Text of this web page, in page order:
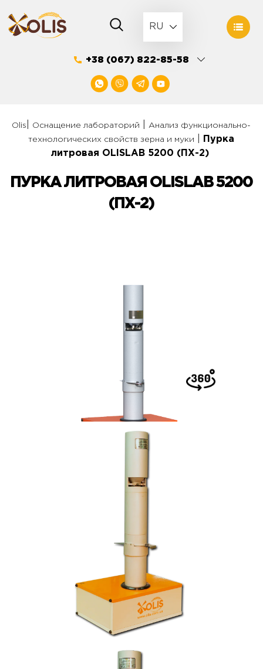
to
content
RU
+38 (067) 822-85-58
Olis Оснащение лабораторий
Анализ функционально-
технологических свойств зерна и муки
Пурка
литровая OLISLAB 5200 (ПХ-2)
ПУРКА ЛИТРОВАЯ OLISLAB 5200
(ПХ-2)